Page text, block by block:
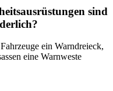
sind
ein Warndreieck,
eine Warnweste